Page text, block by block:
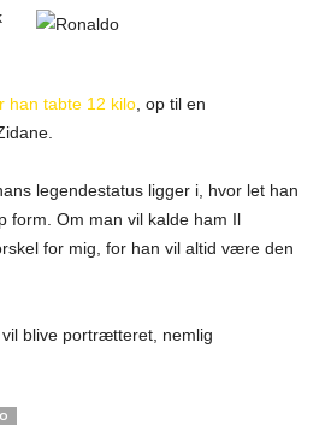
han tabte 12 kilo, op til en
legendestatus ligger i, hvor let han
form. Om man vil kalde ham Il
for mig, for han vil altid være den
blive portrætteret, nemlig